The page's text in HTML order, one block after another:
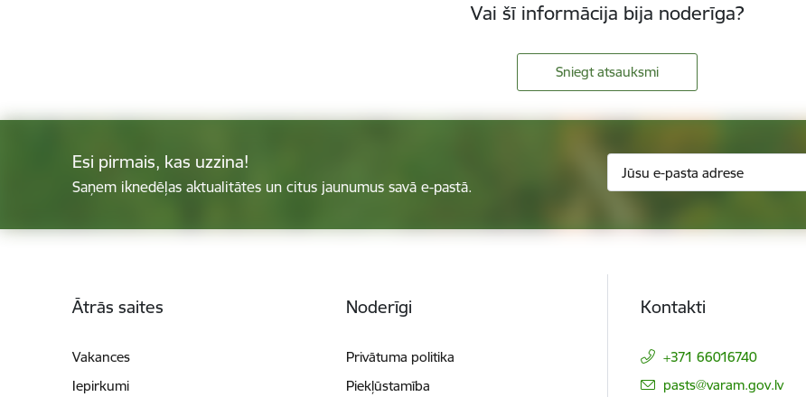
Vai šī informācija bija noderīga?
Sniegt atsauksmi
Esi pirmais, kas uzzina!
Saņem iknedēļas aktualitātes un citus jaunumus savā e-pastā.
Ātrās saites
Vakances
Iepirkumi
Noderīgi
Privātuma politika
Piekļūstamība
Kontakti
+371 66016740
E-pasts:
pasts@varam.gov.lv